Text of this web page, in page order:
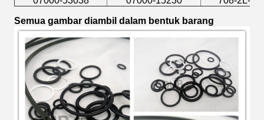
Semua gambar diambil dalam bentuk barang